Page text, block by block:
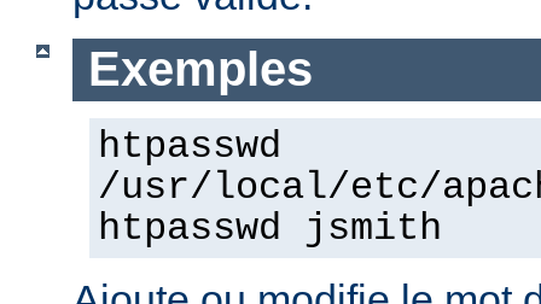
Exemples
htpasswd
/usr/local/etc/
htpasswd jsmith